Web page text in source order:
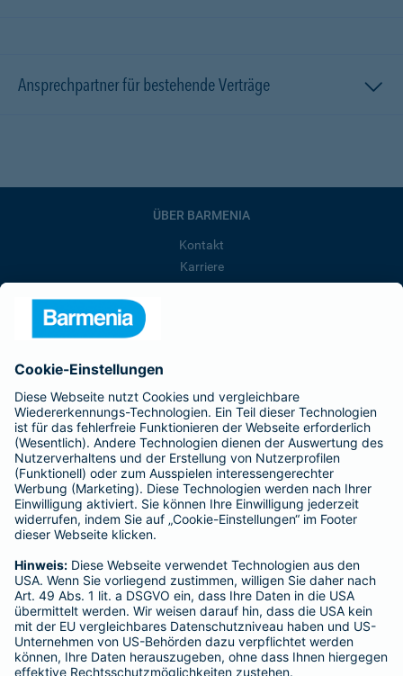
Ansprechpartner für bestehende Verträge
ÜBER BARMENIA
Kontakt
Karriere
Barmenia ist Teil der BarmeniaGothaer
BELIEBTE SEITEN
Kranken-Zusatzversicherung
Tierversicherungen
Haftpflichtversicherung
Hausratversicherung
Adresse ändern
Schaden melden
Kilometerstandsmeldung
Serviceübersicht